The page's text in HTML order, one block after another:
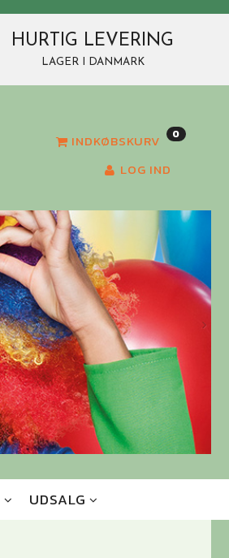
HURTIG LEVERING
LAGER I DANMARK
INDKØBSKURV 0
LOG IND
UDSALG